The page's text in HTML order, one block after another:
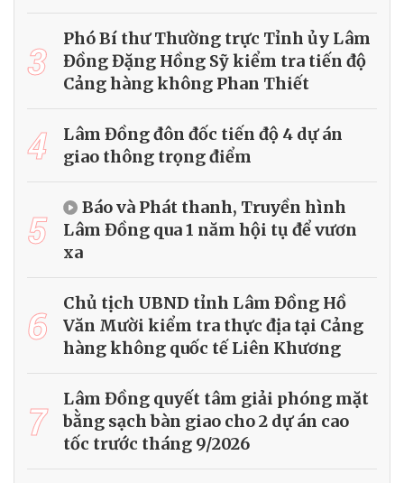
3
Phó Bí thư Thường trực Tỉnh ủy Lâm
Đồng Đặng Hồng Sỹ kiểm tra tiến độ
Cảng hàng không Phan Thiết
4
Lâm Đồng đôn đốc tiến độ 4 dự án
giao thông trọng điểm
5
Báo và Phát thanh, Truyền hình
Lâm Đồng qua 1 năm hội tụ để vươn
xa
6
Chủ tịch UBND tỉnh Lâm Đồng Hồ
Văn Mười kiểm tra thực địa tại Cảng
hàng không quốc tế Liên Khương
7
Lâm Đồng quyết tâm giải phóng mặt
bằng sạch bàn giao cho 2 dự án cao
tốc trước tháng 9/2026